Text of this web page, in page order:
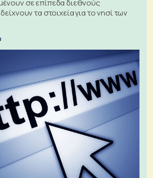
σε επίπεδα διεθνούς
τα στοιχεία για το νησί των